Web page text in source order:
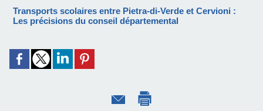
Transports scolaires entre Pietra-di-Verde et Cervioni :
Les précisions du conseil départemental